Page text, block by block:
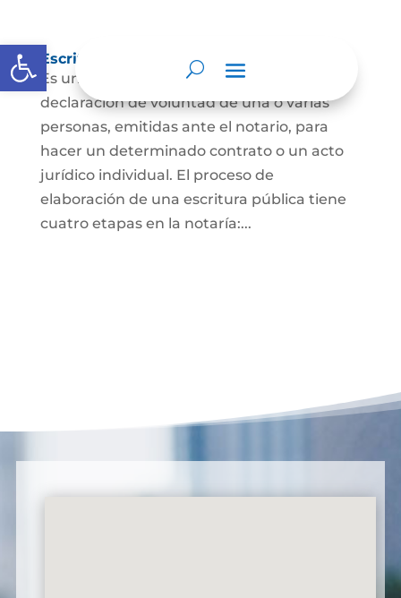
Abrir barra de herramientas
Escritura Pública
Es un documento que contiene la
declaración de voluntad de una o varias
personas, emitidas ante el notario, para
hacer un determinado contrato o un acto
jurídico individual. El proceso de
elaboración de una escritura pública tiene
cuatro etapas en la notaría:...